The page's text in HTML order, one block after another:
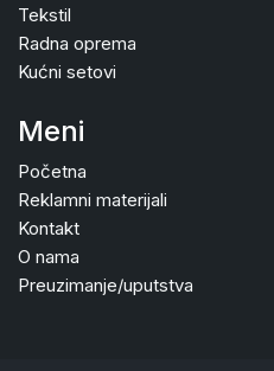
Tekstil
Radna oprema
Kućni setovi
Meni
Početna
Reklamni materijali
Kontakt
O nama
Preuzimanje/uputstva